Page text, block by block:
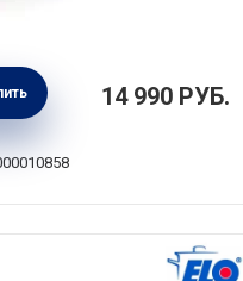
5 л диаметр 24
BEKA, Бельгия,
14 990 РУБ.